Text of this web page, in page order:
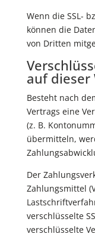
Wenn die SSL-
können die
von Dritten
auf dieser
Besteht nach
Vertrags eine
(z. B.
übermitteln,
Der
Zahlungsmittel
verschlüsselte
verschlüsselte